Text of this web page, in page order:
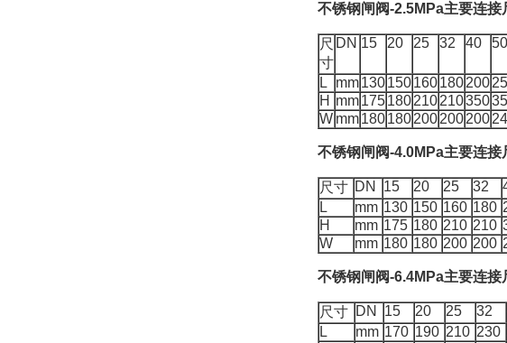
不锈钢闸阀-2.5MPa主要连接
尺
寸
DN 15 20 25 32 40 50
L mm130150160180200
H mm175180210210350
W mm180180200200200
不锈钢闸阀-4.0MPa主要连接
尺寸 DN 15 20 25 32
L
mm 130 150 160 180
H
mm 175 180 210 210
W
mm 180 180 200 200
不锈钢闸阀-6.4MPa主要连接
尺寸 DN 15 20 25 32
L
mm 170 190 210 230